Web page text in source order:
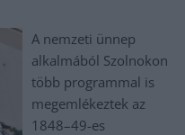
A nemzeti ünnep
alkalmából Szolnokon
több programmal is
megemlékeztek az
1848–49-es